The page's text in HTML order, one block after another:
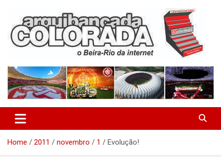
content
Arquibancada Colorada
Home 2011 novembro 1 Evolução!